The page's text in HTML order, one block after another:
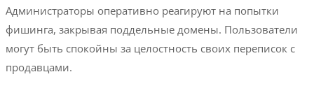
Администраторы оперативно реагируют на попытки
фишинга, закрывая поддельные домены. Пользователи
могут быть спокойны за целостность своих переписок с
продавцами.